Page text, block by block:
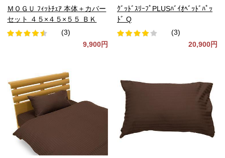
ＭＯＧＵ ﾌｨｯﾄﾁｪｱ 本体＋カバー
セット ４５×４５×５５ ＢＫ
(3)
9,900円
ｸﾞｯﾄﾞｽﾘｰﾌﾟPLUSﾊﾞｲｵﾍﾞｯﾄﾞﾊﾟｯ
ﾄﾞ Q
(3)
20,900円